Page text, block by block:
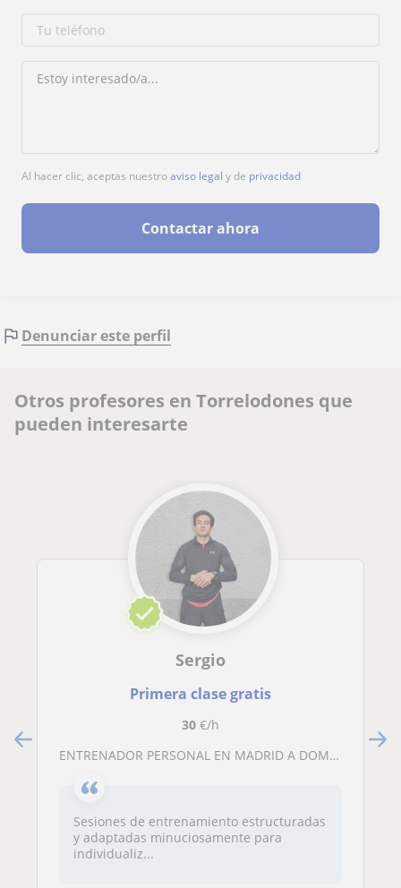
Al hacer clic, aceptas nuestroaviso legal y de privacidad
Contactar ahora
Denunciar este perfil
Otros profesores en Torrelodones que
pueden interesarte
Sergio
Primera clase gratis
30€/h
ENTRENADOR PERSONAL EN MADRID A DOMICILIO. Entrenamientos individualizados en base a las característica y exigencias del cliente
Sesiones de entrenamiento estructuradas
y adaptadas minuciosamente para
individualiz...